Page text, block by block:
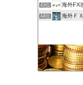
43位 海外FX
44位 海外ＦＸ
XM口
FXの自